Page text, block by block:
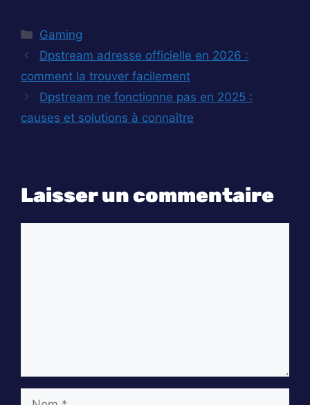
Catégories
Gaming
Dpstream adresse officielle en 2026 :
comment la trouver facilement
Dpstream ne fonctionne pas en 2025 :
causes et solutions à connaître
Laisser un commentaire
Nom